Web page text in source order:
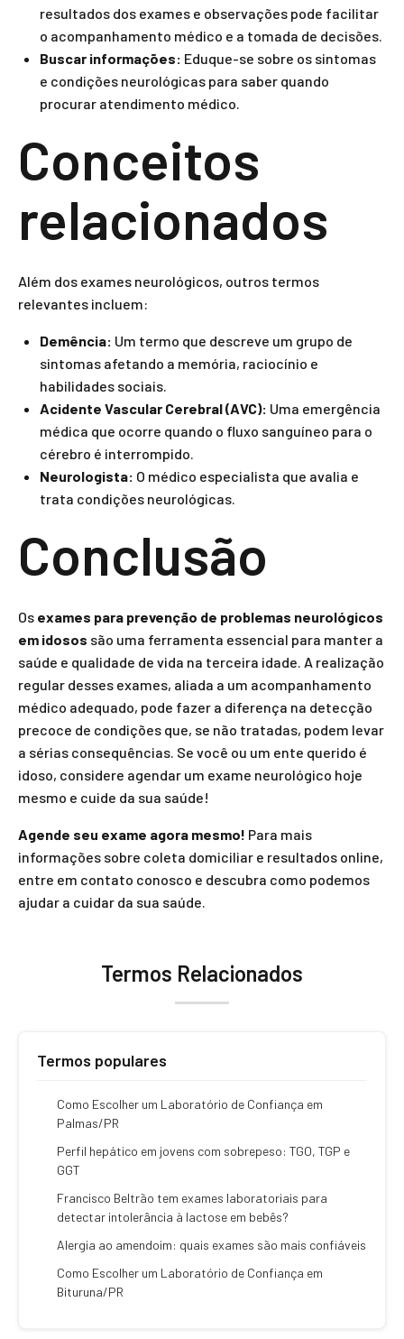
resultados dos exames e observações pode facilitar
o acompanhamento médico e a tomada de decisões.
Buscar informações: Eduque-se sobre os sintomas
e condições neurológicas para saber quando
procurar atendimento médico.
Conceitos
relacionados
Além dos exames neurológicos, outros termos
relevantes incluem:
Demência: Um termo que descreve um grupo de
sintomas afetando a memória, raciocínio e
habilidades sociais.
Acidente Vascular Cerebral (AVC): Uma emergência
médica que ocorre quando o fluxo sanguíneo para o
cérebro é interrompido.
Neurologista: O médico especialista que avalia e
trata condições neurológicas.
Conclusão
Os exames para prevenção de problemas neurológicos
em idosos são uma ferramenta essencial para manter a
saúde e qualidade de vida na terceira idade. A realização
regular desses exames, aliada a um acompanhamento
médico adequado, pode fazer a diferença na detecção
precoce de condições que, se não tratadas, podem levar
a sérias consequências. Se você ou um ente querido é
idoso, considere agendar um exame neurológico hoje
mesmo e cuide da sua saúde!
Agende seu exame agora mesmo! Para mais
informações sobre coleta domiciliar e resultados online,
entre em contato conosco e descubra como podemos
ajudar a cuidar da sua saúde.
Termos Relacionados
Termos populares
Como Escolher um Laboratório de Confiança em
Palmas/PR
Perfil hepático em jovens com sobrepeso: TGO, TGP e
GGT
Francisco Beltrão tem exames laboratoriais para
detectar intolerância à lactose em bebês?
Alergia ao amendoim: quais exames são mais confiáveis
Como Escolher um Laboratório de Confiança em
Bituruna/PR